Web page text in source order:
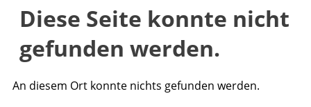
Diese Seite konnte nicht
gefunden werden.
An diesem Ort konnte nichts gefunden werden.